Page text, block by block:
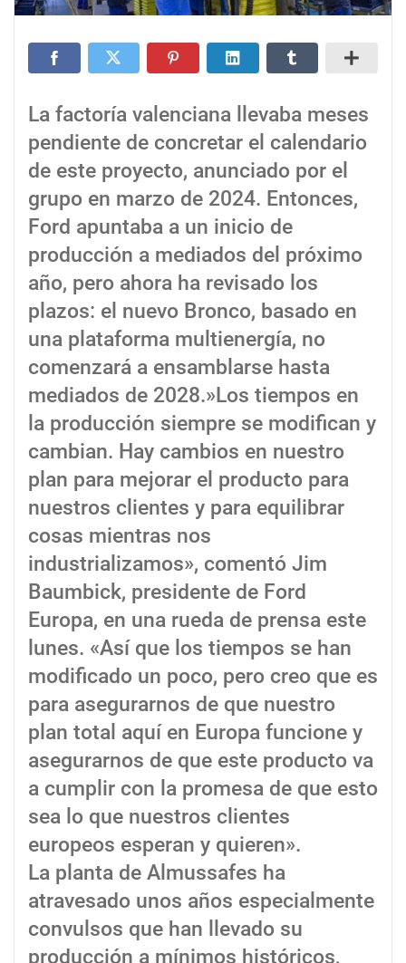
La factoría valenciana llevaba meses
pendiente de concretar el calendario
de este proyecto, anunciado por el
grupo en marzo de 2024. Entonces,
Ford apuntaba a un inicio de
producción a mediados del próximo
año, pero ahora ha revisado los
plazos: el nuevo Bronco, basado en
una plataforma multienergía, no
comenzará a ensamblarse hasta
mediados de 2028.»Los tiempos en
la producción siempre se modifican y
cambian. Hay cambios en nuestro
plan para mejorar el producto para
nuestros clientes y para equilibrar
cosas mientras nos
industrializamos», comentó Jim
Baumbick, presidente de Ford
Europa, en una rueda de prensa este
lunes. «Así que los tiempos se han
modificado un poco, pero creo que es
para asegurarnos de que nuestro
plan total aquí en Europa funcione y
asegurarnos de que este producto va
a cumplir con la promesa de que esto
sea lo que nuestros clientes
europeos esperan y quieren».
La planta de Almussafes ha
atravesado unos años especialmente
convulsos que han llevado su
producción a mínimos históricos,